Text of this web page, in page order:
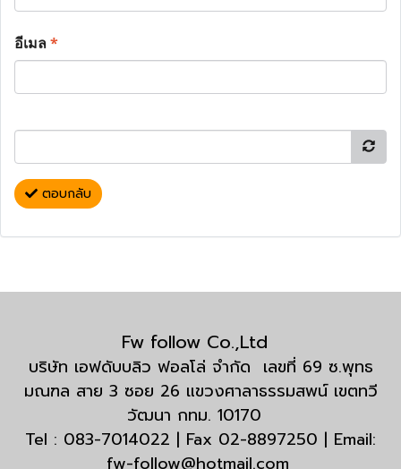
อีเมล*
ตอบกลับ
Fw follow Co.,Ltd
บริษัท เอฟดับบลิว ฟอลโล่ จำกัด เลขที่ 69 ซ.พุทธ
มณฑล สาย 3 ซอย 26 แขวงศาลาธรรมสพน์ เขตทวี
วัฒนา กทม. 10170
Tel : 083-7014022 | Fax 02-8897250 | Email:
fw-follow@hotmail.com